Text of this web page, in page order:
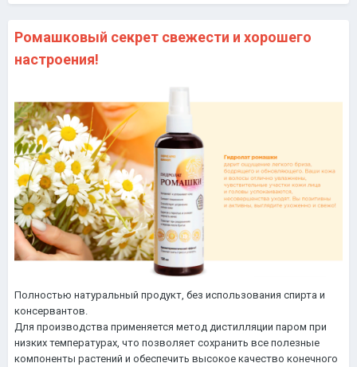
Ромашковый секрет свежести и хорошего
настроения!
Полностью натуральный продукт, без использования спирта и
консервантов.
Для производства применяется метод дистилляции паром при
низких температурах, что позволяет сохранить все полезные
компоненты растений и обеспечить высокое качество конечного